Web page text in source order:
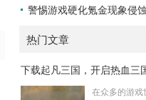
警惕游戏硬化氪金现象侵蚀
热门文章
下载起凡三国，开启热血三
在众多的游